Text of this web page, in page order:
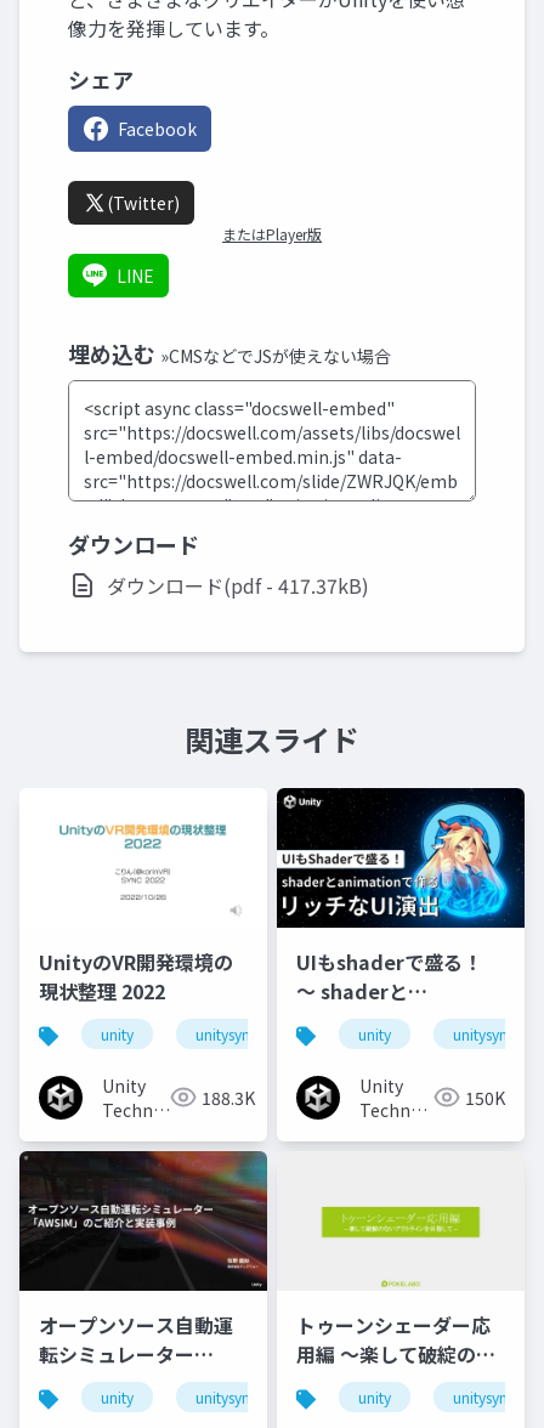
像力を発揮しています。
シェア
Facebook
(Twitter)
またはPlayer版
LINE
埋め込む »CMSなどでJSが使えない場合
ダウンロード
ダウンロード(pdf - 417.37kB)
関連スライド
UnityのVR開発環境の
現状整理 2022
unity unitysync
Unity
Technologies188.3K
UIもshaderで盛る！
〜 shaderと
animationで作るリッ
チなUI演出
unity unitysync
Unity
Technologies150K
オープンソース自動運
転シミュレーター
「AWSIM」のご紹介と
実装事例
unity unitysync
トゥーンシェーダー応
用編 ～楽して破綻のな
いアウトラインを目指
して～
unity unitysync